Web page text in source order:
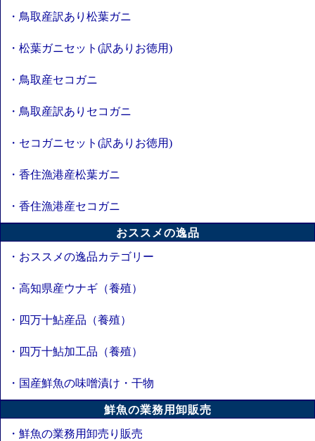
・鳥取産訳あり松葉ガニ
・松葉ガニセット(訳ありお徳用)
・鳥取産セコガニ
・鳥取産訳ありセコガニ
・セコガニセット(訳ありお徳用)
・香住漁港産松葉ガニ
・香住漁港産セコガニ
おススメの逸品
・おススメの逸品カテゴリー
・高知県産ウナギ（養殖）
・四万十鮎産品（養殖）
・四万十鮎加工品（養殖）
・国産鮮魚の味噌漬け・干物
鮮魚の業務用卸販売
・鮮魚の業務用卸売り販売